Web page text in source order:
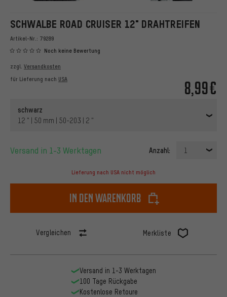
SCHWALBE ROAD CRUISER 12" DRAHTREIFEN
Artikel-Nr.: 79289
Noch keine Bewertung
8,99€
zzgl. Versandkosten
für Lieferung nach USA
schwarz
12 " | 50 mm | 50-203 | 2 "
Versand in 1-3 Werktagen Anzahl: 1
Lieferung nach USA nicht möglich
In den Warenkorb
Vergleichen Merkliste
Versand in 1-3 Werktagen
100 Tage Rückgabe
Kostenlose Retoure